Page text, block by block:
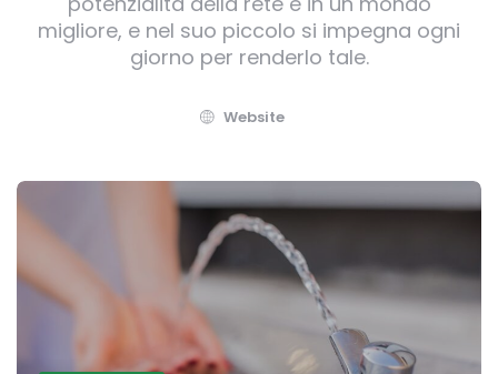
migliore, e nel suo piccolo si impegna ogni
giorno per renderlo tale.
Website
Post
navigation